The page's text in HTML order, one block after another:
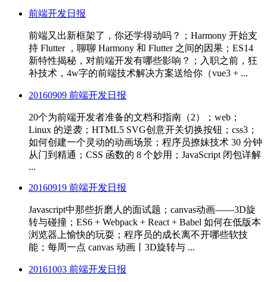
前端开发日报
前端又出新框架了，你还学得动吗？；Harmony 开始支
持 Flutter ，聊聊 Harmony 和 Flutter 之间的因果；ES14
新特性揭秘，对前端开发有哪些影响？；入职之前，狂
补技术，4w字的前端技术解决方案送给你（vue3 + ...
20160909 前端开发日报
20个为前端开发者准备的文档和指南（2）；web；
Linux 的逆袭；HTML5 SVG创意开关切换按钮；css3；
如何创建一个灵动的动画场景；程序员撩妹技术 30 分钟
从门到精通；CSS 函数的 8 个妙用；JavaScript 闭包详解
...
20160919 前端开发日报
Javascript中那些折磨人的面试题；canvas动画——3D旋
转与碰撞；ES6 + Webpack + React + Babel 如何在低版本
浏览器上愉快的玩耍；程序员的成长离不开哪些软技
能；每周一点 canvas 动画丨3D旋转与 ...
20161003 前端开发日报